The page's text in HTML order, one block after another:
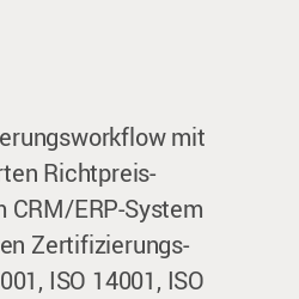
mit
Richtpreis-
CRM/ERP-System
Zertifizierungs-
ISO 14001, ISO